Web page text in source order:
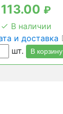
113.00 ₽
В наличии
и доставка
шт.
В корзину